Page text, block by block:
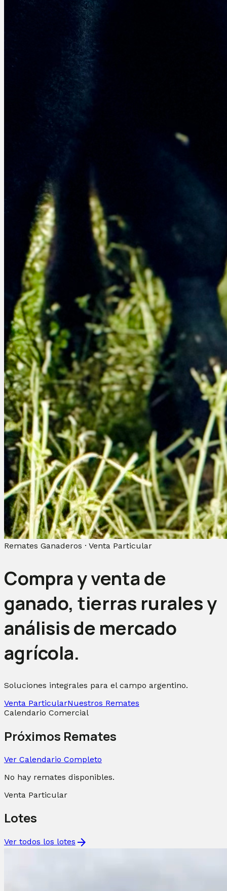
Remates Ganaderos · Venta Particular
Compra y venta de
ganado, tierras rurales y
análisis de mercado
agrícola.
Soluciones integrales para el campo argentino.
Venta ParticularNuestros Remates
Calendario Comercial
Próximos Remates
Ver Calendario Completo
No hay remates disponibles.
Venta Particular
Lotes
Ver todos los lotes arrow_forward